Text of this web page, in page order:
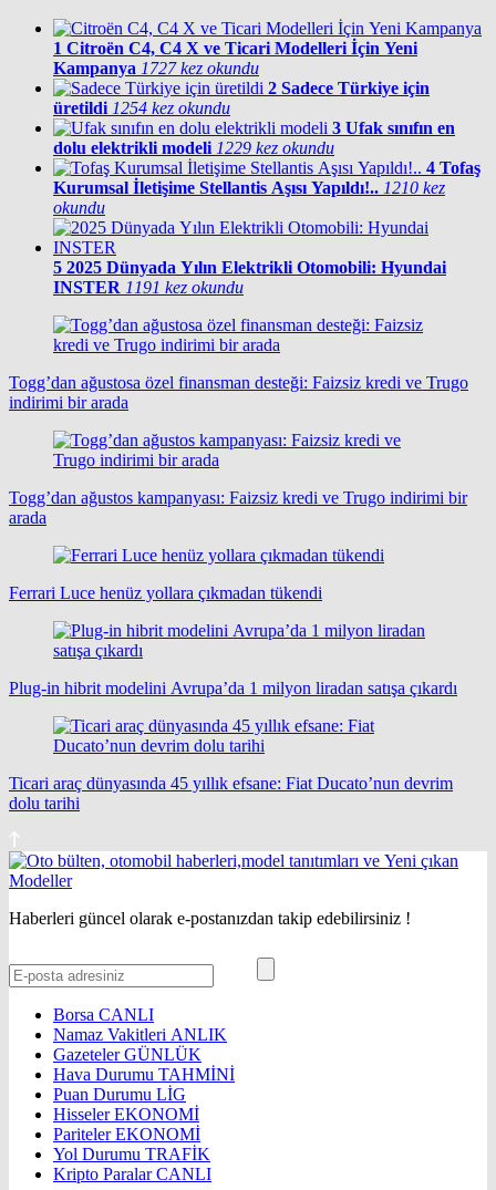
1 Citroën C4, C4 X ve Ticari Modelleri İçin Yeni
Kampanya 1727 kez okundu
2 Sadece Türkiye için
üretildi 1254 kez okundu
3 Ufak sınıfın en
dolu elektrikli modeli 1229 kez okundu
4 Tofaş
Kurumsal İletişime Stellantis Aşısı Yapıldı!.. 1210 kez
okundu
5 2025 Dünyada Yılın Elektrikli Otomobili: Hyundai
INSTER 1191 kez okundu
Togg’dan ağustosa özel finansman desteği: Faizsiz kredi ve Trugo
indirimi bir arada
Togg’dan ağustos kampanyası: Faizsiz kredi ve Trugo indirimi bir
arada
Ferrari Luce henüz yollara çıkmadan tükendi
Plug-in hibrit modelini Avrupa’da 1 milyon liradan satışa çıkardı
Ticari araç dünyasında 45 yıllık efsane: Fiat Ducato’nun devrim
dolu tarihi
Haberleri güncel olarak e-postanızdan takip edebilirsiniz !
Borsa CANLI
Namaz Vakitleri ANLIK
GazetelerGÜNLÜK
Hava Durumu TAHMİNİ
Puan Durumu LİG
HisselerEKONOMİ
ParitelerEKONOMİ
Yol Durumu TRAFİK
Kripto ParalarCANLI